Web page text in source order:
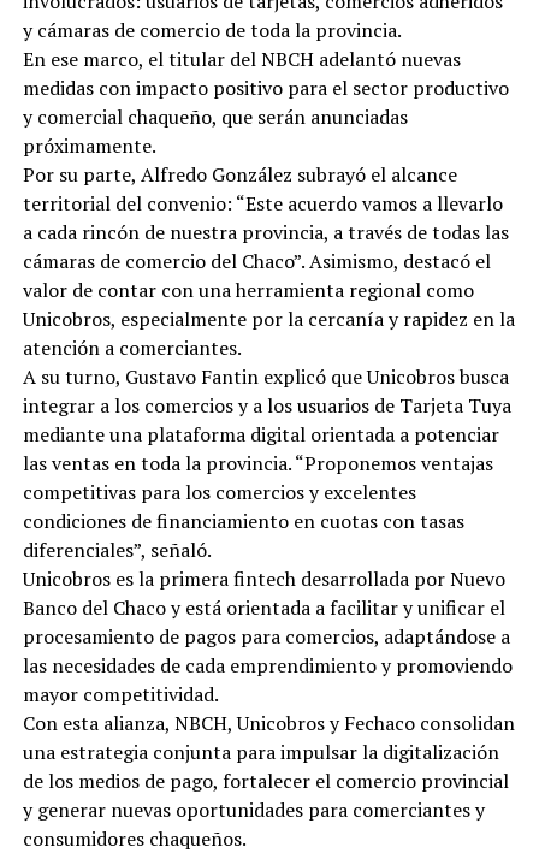
y cámaras de comercio de toda la provincia.
En ese marco, el titular del NBCH adelantó nuevas
medidas con impacto positivo para el sector productivo
y comercial chaqueño, que serán anunciadas
próximamente.
Por su parte, Alfredo González subrayó el alcance
territorial del convenio: “Este acuerdo vamos a llevarlo
a cada rincón de nuestra provincia, a través de todas las
cámaras de comercio del Chaco”. Asimismo, destacó el
valor de contar con una herramienta regional como
Unicobros, especialmente por la cercanía y rapidez en la
atención a comerciantes.
A su turno, Gustavo Fantin explicó que Unicobros busca
integrar a los comercios y a los usuarios de Tarjeta Tuya
mediante una plataforma digital orientada a potenciar
las ventas en toda la provincia. “Proponemos ventajas
competitivas para los comercios y excelentes
condiciones de financiamiento en cuotas con tasas
diferenciales”, señaló.
Unicobros es la primera fintech desarrollada por Nuevo
Banco del Chaco y está orientada a facilitar y unificar el
procesamiento de pagos para comercios, adaptándose a
las necesidades de cada emprendimiento y promoviendo
mayor competitividad.
Con esta alianza, NBCH, Unicobros y Fechaco consolidan
una estrategia conjunta para impulsar la digitalización
de los medios de pago, fortalecer el comercio provincial
y generar nuevas oportunidades para comerciantes y
consumidores chaqueños.